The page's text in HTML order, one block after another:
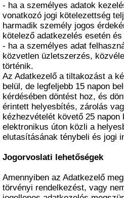
- ha a személyes adatok
vonatkozó jogi kötelezettség
harmadik személy jogos
kötelező adatkezelés esetén
- ha a személyes adat
közvetlen üzletszerzés,
történik.
Az Adatkezelő a tiltakozást a
belül, de legfeljebb 15 napon
kérdésében döntést hoz, és
érintett helyesbítés, zárolás
kézhezvételét követő 25
elektronikus úton közli a
elutasításának ténybeli és jogi
Jogorvoslati lehetőségek
Amennyiben az Adatkezelő
törvényi rendelkezést, vagy